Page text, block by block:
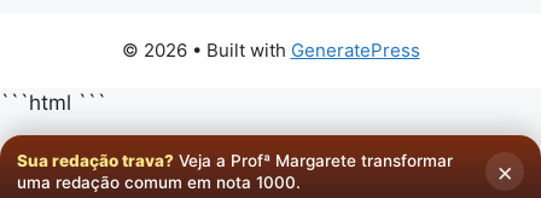
© 2026 • Built with GeneratePress
```html ```
Sua redação trava? Veja a Profª Margarete transformar
uma redação comum em nota 1000.
×